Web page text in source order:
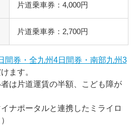
片道乗車券：4,000円
片道乗車券：2,700円
間券・全九州4日間券・南部九州3
ます。
は片道運賃の半額、こども障が
ナポータルと連携したミライロ